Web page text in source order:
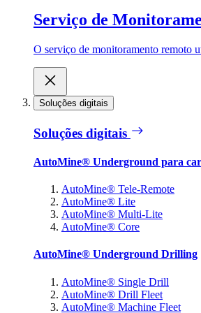
Serviço de
O serviço de monitoramento remoto
Soluções digitais
Soluções digitais
AutoMine® Underground para
AutoMine® Tele-Remote
AutoMine® Lite
AutoMine® Multi-Lite
AutoMine® Core
AutoMine® Underground Drilling
AutoMine® Single Drill
AutoMine® Drill Fleet
AutoMine® Machine Fleet